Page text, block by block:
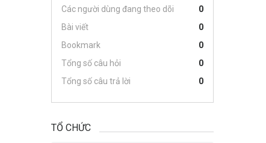
Các người dùng đang theo dõi
0
Bài viết
0
Bookmark
0
Tổng số câu hỏi
0
Tổng số câu trả lời
0
TỔ CHỨC